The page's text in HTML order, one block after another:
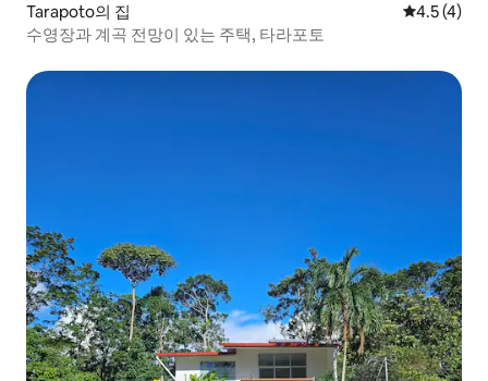
Tarapoto의 집 평점 4.5점
4.5 (4)
수영장과 계곡 전망이 있는 주택, 타라포토